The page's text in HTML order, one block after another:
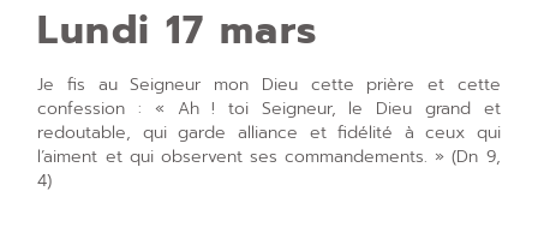
Lundi 17 mars
Je fis au Seigneur mon Dieu cette prière et cette
confession : « Ah ! toi Seigneur, le Dieu grand et
redoutable, qui garde alliance et fidélité à ceux qui
l’aiment et qui observent ses commandements. » (Dn 9,
4)